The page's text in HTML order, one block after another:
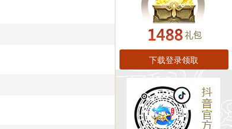
[2024-11-08]
[2024-11-06]
[2024-09-25]
[2024-09-25]
[2024-09-09]
下载登录领取